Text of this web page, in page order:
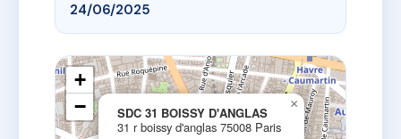
24/06/2025
SDC 31 BOISSY D'ANGLAS
31 r boissy d'anglas 75008 Paris
×
+
−